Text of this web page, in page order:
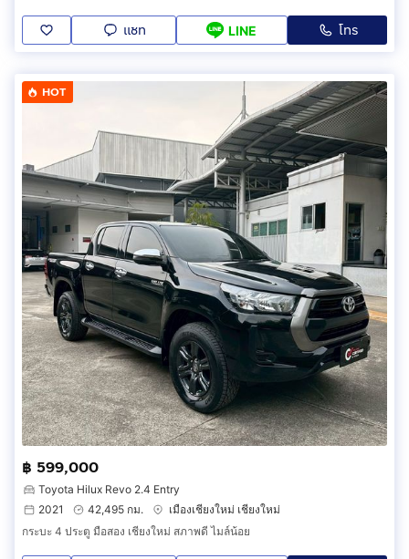
แชท LINE โทร
HOT
฿ 599,000
Toyota Hilux Revo 2.4 Entry
2021
42,495 กม.
เมืองเชียงใหม่ เชียงใหม่
กระบะ 4 ประตู มือสอง เชียงใหม่ สภาพดี ไมล์น้อย